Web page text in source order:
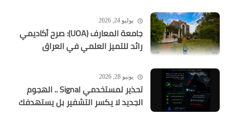
يوليو 24, 2026
جامعة المعارف (UOA): صرح أكاديمي
رائد للتميز العلمي في العراق
يونيو 28, 2026
تحذير لمستخدمي Signal .. الهجوم
الجديد لا يكسر التشفير بل يستهدفك